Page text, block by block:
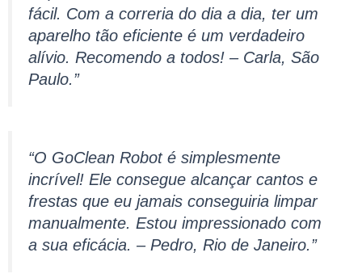
fácil. Com a correria do dia a dia, ter um
aparelho tão eficiente é um verdadeiro
alívio. Recomendo a todos! – Carla, São
Paulo.”
“O GoClean Robot é simplesmente
incrível! Ele consegue alcançar cantos e
frestas que eu jamais conseguiria limpar
manualmente. Estou impressionado com
a sua eficácia. – Pedro, Rio de Janeiro.”